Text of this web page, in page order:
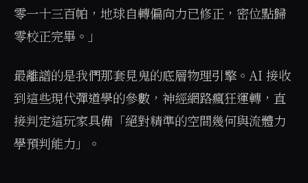
零一十三百帕，地球自轉偏向力已修正，密位點歸
零校正完畢。」
最離譜的是我們那套見鬼的底層物理引擎。AI 接收
到這些現代彈道學的參數，神經網路瘋狂運轉，直
接判定這玩家具備「絕對精準的空間幾何與流體力
學預判能力」。